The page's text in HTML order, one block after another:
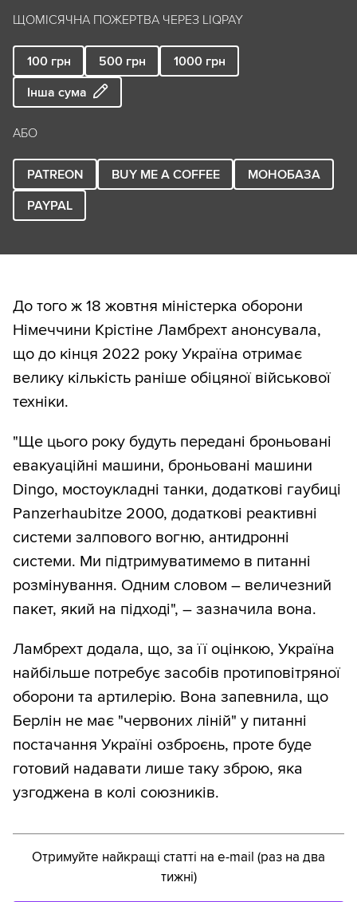
ЩОМІСЯЧНА ПОЖЕРТВА ЧЕРЕЗ LIQPAY
100 грн 500 грн 1000 грн
Інша сума
АБО
PATREON BUY ME A COFFEE
МОНОБАЗА
PAYPAL
До того ж 18 жовтня міністерка оборони
Німеччини Крістіне Ламбрехт анонсувала,
що до кінця 2022 року Україна отримає
велику кількість раніше обіцяної військової
техніки.
"Ще цього року будуть передані броньовані
евакуаційні машини, броньовані машини
Dingo, мостоукладні танки, додаткові гаубиці
Panzerhaubitze 2000, додаткові реактивні
системи залпового вогню, антидронні
системи. Ми підтримуватимемо в питанні
розмінування. Одним словом – величезний
пакет, який на підході", – зазначила вона.
Ламбрехт додала, що, за її оцінкою, Україна
найбільше потребує засобів протиповітряної
оборони та артилерію. Вона запевнила, що
Берлін не має "червоних ліній" у питанні
постачання Україні озброєнь, проте буде
готовий надавати лише таку зброю, яка
узгоджена в колі союзників.
Отримуйте найкращі статті на e-mail (раз на два
тижні)